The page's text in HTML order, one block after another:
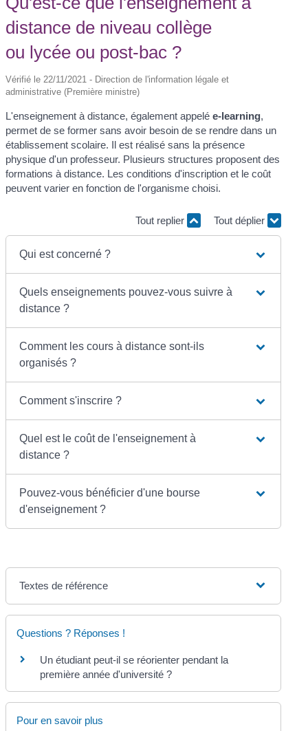
distance de niveau collège
ou lycée ou post-bac ?
Vérifié le 22/11/2021 - Direction de l'information légale et
administrative (Première ministre)
L'enseignement à distance, également appelée-learning,
permet de se former sans avoir besoin de se rendre dans un
établissement scolaire. Il est réalisé sans la présence
physique d'un professeur. Plusieurs structures proposent des
formations à distance. Les conditions d'inscription et le coût
peuvent varier en fonction de l'organisme choisi.
Tout replier Tout déplier
Qui est concerné ?
Quels enseignements pouvez-vous suivre à
distance ?
Comment les cours à distance sont-ils
organisés ?
Comment s'inscrire ?
Quel est le coût de l'enseignement à
distance ?
Pouvez-vous bénéficier d'une bourse
d'enseignement ?
Textes de référence
Questions ? Réponses !
Un étudiant peut-il se réorienter pendant la
première année d'université ?
Pour en savoir plus